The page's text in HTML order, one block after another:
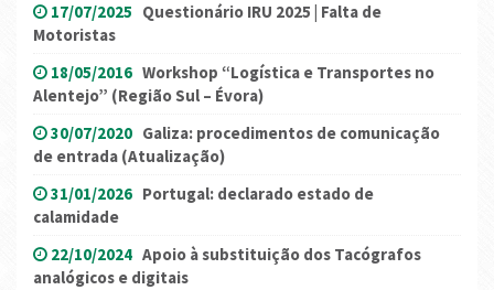
17/07/2025 Questionário IRU 2025 | Falta de
Motoristas
18/05/2016 Workshop “Logística e Transportes no
Alentejo” (Região Sul – Évora)
30/07/2020 Galiza: procedimentos de comunicação
de entrada (Atualização)
31/01/2026 Portugal: declarado estado de
calamidade
22/10/2024 Apoio à substituição dos Tacógrafos
analógicos e digitais